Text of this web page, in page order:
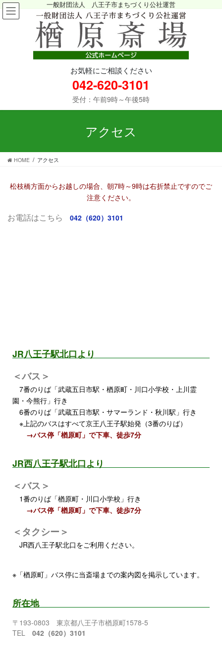
一般財団法人 八王子市まちづくり公社運営
お気軽にご相談ください
042-620-3101
受付：午前9時～午後5時
アクセス
HOME アクセス
松枝橋方面からお越しの場合、朝7時～9時は右折禁止ですのでご
注意ください。
お電話はこちら 042（620）3101
JR八王子駅北口より
＜バス＞
7番のりば「武蔵五日市駅・楢原町・川口小学校・上川霊
園・今熊行」行き
6番のりば「武蔵五日市駅・サマーランド・秋川駅」行き
※上記のバスはすべて京王八王子駅始発（3番のりば）
→バス停「楢原町」で下車、徒歩7分
JR西八王子駅北口より
＜バス＞
1番のりば「楢原町・川口小学校」行き
→バス停「楢原町」で下車、徒歩7分
＜タクシー＞
JR西八王子駅北口をご利用ください。
※「楢原町」バス停に当斎場までの案内図を掲示しています。
所在地
〒193-0803 東京都八王子市楢原町1578-5
TEL 042（620）3101